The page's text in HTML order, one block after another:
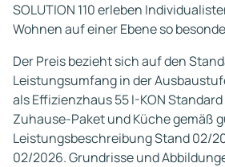
SOLUTION 110 erleben
Wohnen auf einer Ebene so
Der Preis bezieht sich auf den
Leistungsumfang in der
als Effizienzhaus 55 I-KON
Zuhause-Paket und Küche gemäß
Leistungsbeschreibung Stand 02/
02/2026. Grundrisse und